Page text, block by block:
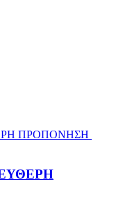
ΠΡΟΠΟΝΗΣΗ